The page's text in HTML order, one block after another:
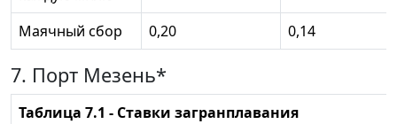
Маячный сбор 0,20 0,14
7. Порт Мезень*
Таблица 7.1 - Ставки загранплавания